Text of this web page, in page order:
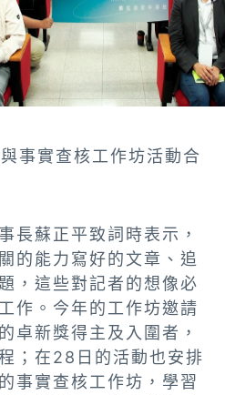
事實查核工作坊活動合
長蘇正平致詞時表示，
的能力寫好的文章、追
，這些對記者的想像必
作。今年的工作坊邀請
卓新獎得主及入圍者，
；在28日的活動也安排
事實查核工作坊，學習